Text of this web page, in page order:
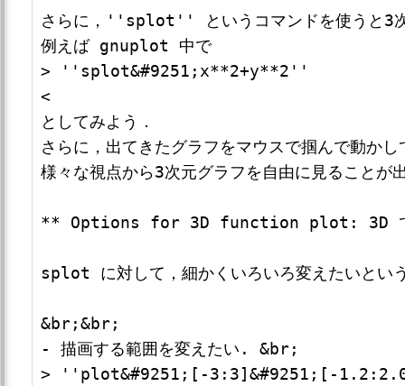
さらに，''splot'' というコマンドを使うと3次
例えば gnuplot 中で
> ''splot&#9251;x**2+y**2''
<
としてみよう．
さらに，出てきたグラフをマウスで掴んで動かし
様々な視点から3次元グラフを自由に見ることが
** Options for 3D function plot: 3D で函
splot に対して，細かくいろいろ変えたいとい
&br;&br;
- 描画する範囲を変えたい. &br;
> ''plot&#9251;[-3:3]&#9251;[-